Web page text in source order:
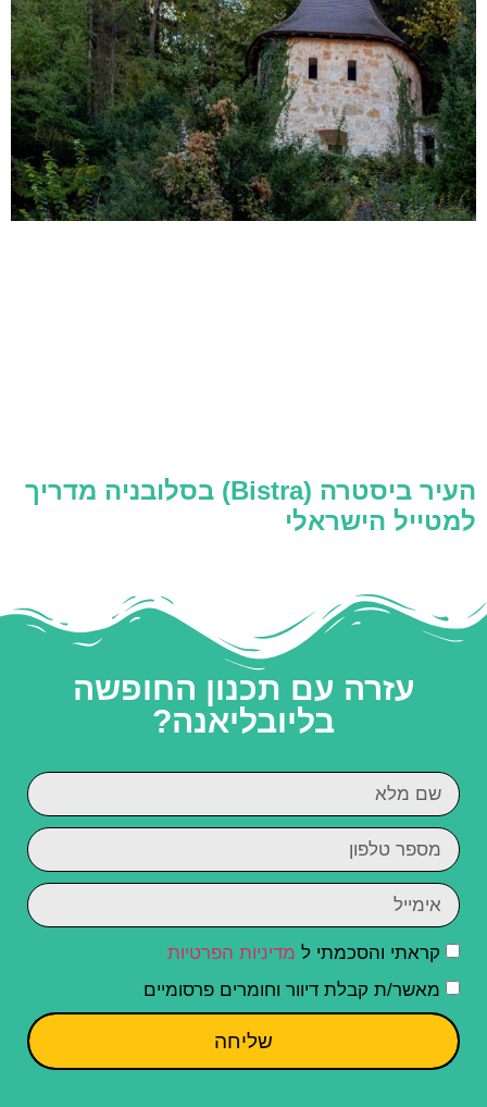
העיר ביסטרה (Bistra) בסלובניה מדריך
למטייל הישראלי
עזרה עם תכנון החופשה
בליובליאנה?
קראתי והסכמתי ל מדיניות הפרטיות
מאשר/ת קבלת דיוור וחומרים פרסומיים
שליחה